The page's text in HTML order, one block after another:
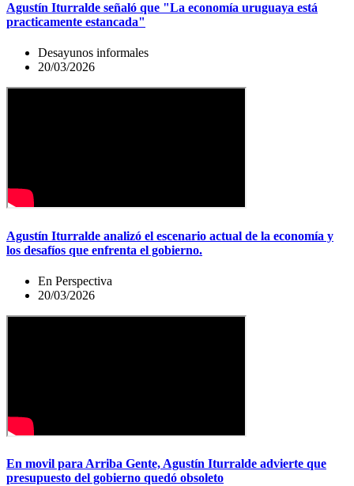
Agustín Iturralde señaló que "La economía uruguaya está
practicamente estancada"
Desayunos informales
20/03/2026
Agustín Iturralde analizó el escenario actual de la economía y
los desafíos que enfrenta el gobierno.
En Perspectiva
20/03/2026
En movil para Arriba Gente, Agustín Iturralde advierte que
presupuesto del gobierno quedó obsoleto